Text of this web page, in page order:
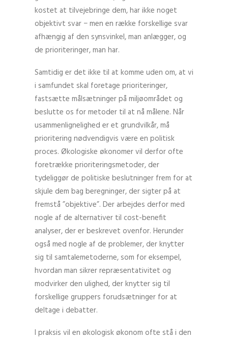
kostet at tilvejebringe dem, har ikke noget
objektivt svar − men en række forskellige svar
afhængig af den synsvinkel, man anlægger, og
de prioriteringer, man har.
Samtidig er det ikke til at komme uden om, at vi
i samfundet skal foretage prioriteringer,
fastsætte målsætninger på miljøområdet og
beslutte os for metoder til at nå målene. Når
usammenlignelighed er et grundvilkår, må
prioritering nødvendigvis være en politisk
proces. Økologiske økonomer vil derfor ofte
foretrække prioriteringsmetoder, der
tydeliggør de politiske beslutninger frem for at
skjule dem bag beregninger, der sigter på at
fremstå ”objektive”. Der arbejdes derfor med
nogle af de alternativer til cost-benefit
analyser, der er beskrevet ovenfor. Herunder
også med nogle af de problemer, der knytter
sig til samtalemetoderne, som for eksempel,
hvordan man sikrer repræsentativitet og
modvirker den ulighed, der knytter sig til
forskellige gruppers forudsætninger for at
deltage i debatter.
I praksis vil en økologisk økonom ofte stå i den